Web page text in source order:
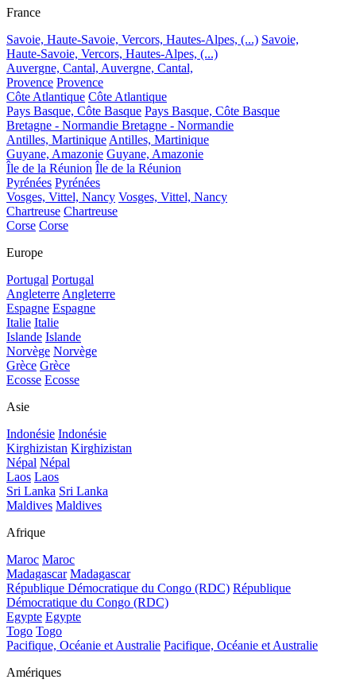
France
Savoie, Haute-Savoie, Vercors, Hautes-Alpes, (...) Savoie,
Haute-Savoie, Vercors, Hautes-Alpes, (...)
Auvergne, Cantal, Auvergne, Cantal,
Provence Provence
Côte Atlantique Côte Atlantique
Pays Basque, Côte Basque Pays Basque, Côte Basque
Bretagne - Normandie Bretagne - Normandie
Antilles, Martinique Antilles, Martinique
Guyane, Amazonie Guyane, Amazonie
Île de la Réunion Île de la Réunion
Pyrénées Pyrénées
Vosges, Vittel, Nancy Vosges, Vittel, Nancy
Chartreuse Chartreuse
Corse Corse
Europe
Portugal Portugal
Angleterre Angleterre
Espagne Espagne
Italie Italie
Islande Islande
Norvège Norvège
Grèce Grèce
Ecosse Ecosse
Asie
Indonésie Indonésie
Kirghizistan Kirghizistan
Népal Népal
Laos Laos
Sri Lanka Sri Lanka
Maldives Maldives
Afrique
Maroc Maroc
Madagascar Madagascar
République Démocratique du Congo (RDC) République
Démocratique du Congo (RDC)
Egypte Egypte
Togo Togo
Pacifique, Océanie et Australie Pacifique, Océanie et Australie
Amériques